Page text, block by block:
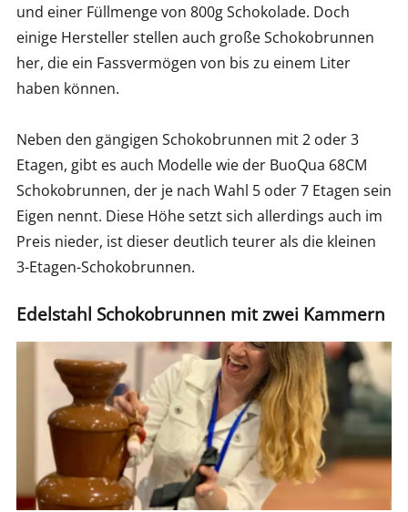
und einer Füllmenge von 800g Schokolade. Doch
einige Hersteller stellen auch große Schokobrunnen
her, die ein Fassvermögen von bis zu einem Liter
haben können.
Neben den gängigen Schokobrunnen mit 2 oder 3
Etagen, gibt es auch Modelle wie der BuoQua 68CM
Schokobrunnen, der je nach Wahl 5 oder 7 Etagen sein
Eigen nennt. Diese Höhe setzt sich allerdings auch im
Preis nieder, ist dieser deutlich teurer als die kleinen
3-Etagen-Schokobrunnen.
Edelstahl Schokobrunnen mit zwei Kammern